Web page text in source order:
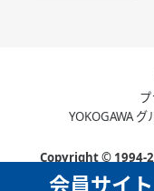
YOKOGAWA
Copyright © 1994-
Yokogawa
会員サイ